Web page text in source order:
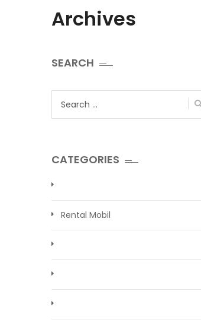
Archives
SEARCH
CATEGORIES
Rental Mobil